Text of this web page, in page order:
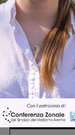
In vetrina 3
Estra Notizie
studenti
debutta il
Più lette